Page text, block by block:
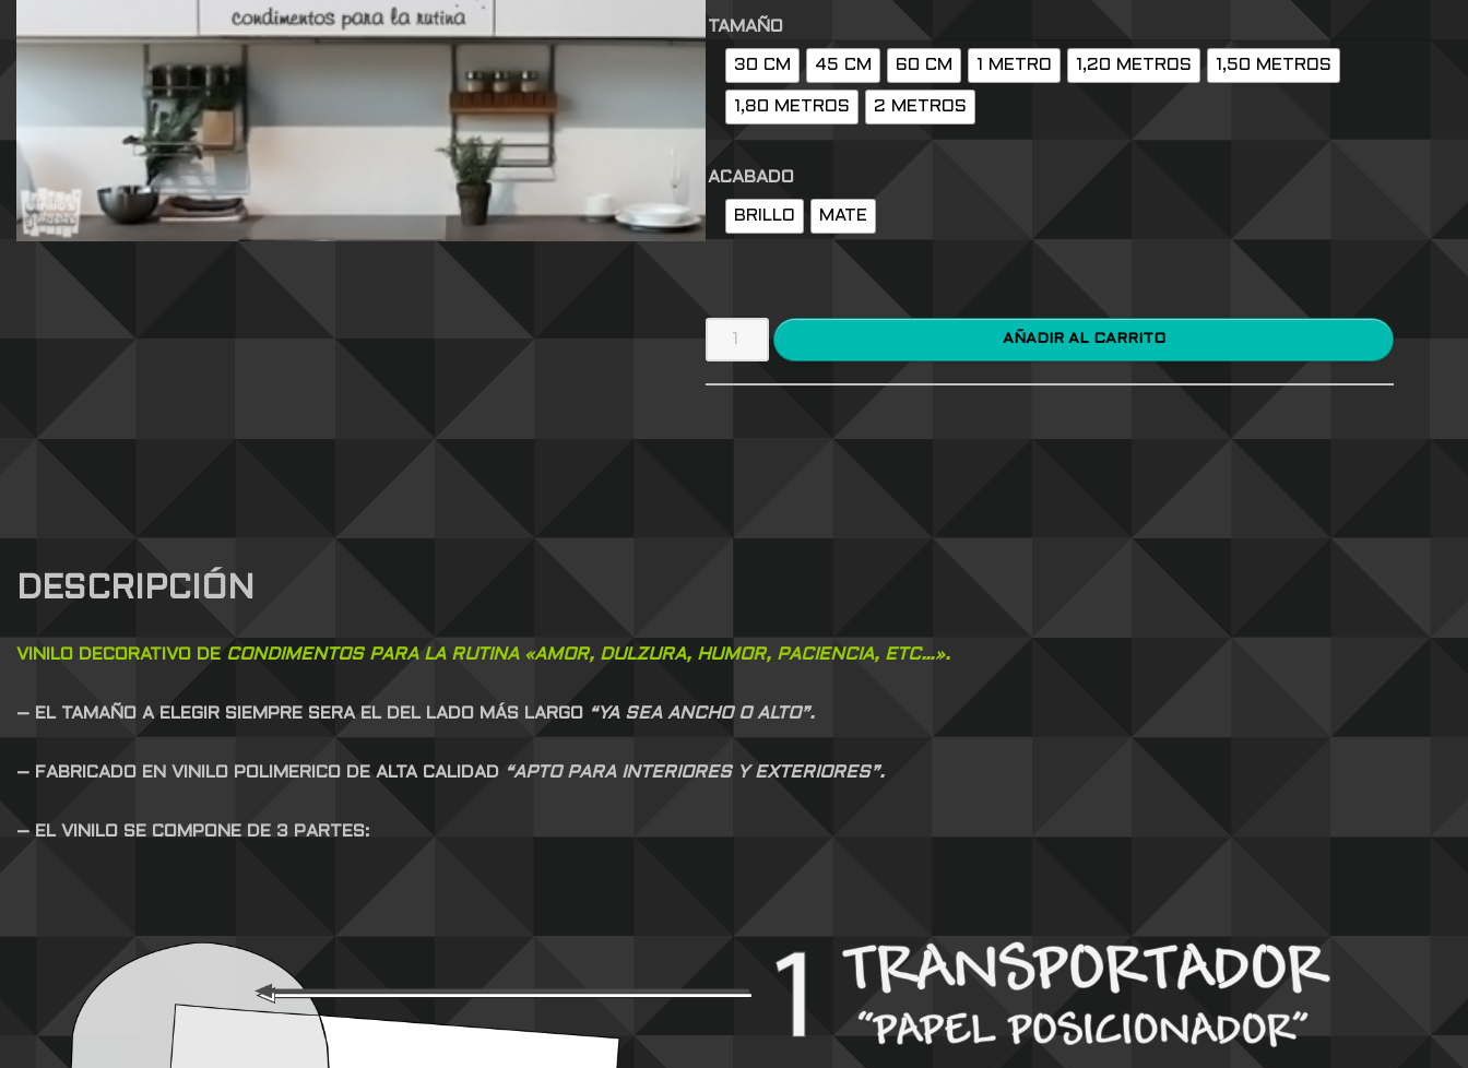
TAMAÑO
30 CM 45 CM 60 CM 1 METRO 1,20 METROS 1,50 METROS
1,80 METROS 2 METROS
ACABADO
BRILLO MATE
AÑADIR AL CARRITO
DESCRIPCIÓN
VINILO DECORATIVO DE CONDIMENTOS PARA LA RUTINA «AMOR, DULZURA, HUMOR, PACIENCIA, ETC…».
– EL TAMAÑO A ELEGIR SIEMPRE SERA EL DEL LADO MÁS LARGO “YA SEA ANCHO O ALTO”.
– FABRICADO EN VINILO POLIMERICO DE ALTA CALIDAD “APTO PARA INTERIORES Y EXTERIORES”.
– EL VINILO SE COMPONE DE 3 PARTES: